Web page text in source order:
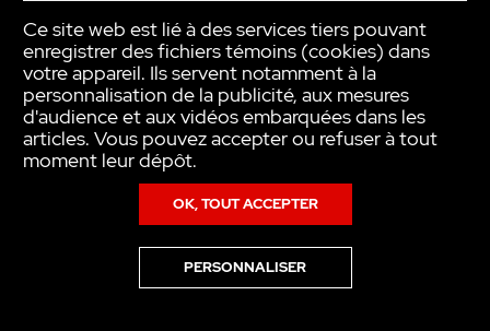
Ce site web est lié à des services tiers pouvant
enregistrer des fichiers témoins (cookies) dans
votre appareil. Ils servent notamment à la
personnalisation de la publicité, aux mesures
d'audience et aux vidéos embarquées dans les
articles. Vous pouvez accepter ou refuser à tout
moment leur dépôt.
OK, TOUT ACCEPTER
PERSONNALISER
Pour en savoir plus sur notre politique en matière de cookies,consultez